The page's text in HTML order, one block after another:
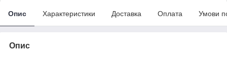
Опис Характеристики Доставка Оплата Умови
Опис